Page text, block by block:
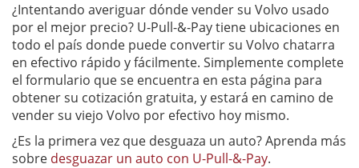
¿Intentando averiguar dónde vender su Volvo usado
por el mejor precio? U-Pull-&-Pay tiene ubicaciones en
todo el país donde puede convertir su Volvo chatarra
en efectivo rápido y fácilmente. Simplemente complete
el formulario que se encuentra en esta página para
obtener su cotización gratuita, y estará en camino de
vender su viejo Volvo por efectivo hoy mismo.
¿Es la primera vez que desguaza un auto? Aprenda más
sobre desguazar un auto con U-Pull-&-Pay.